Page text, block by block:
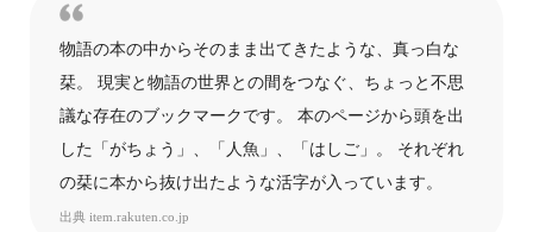
物語の本の中からそのまま出てきたような、真っ白な
栞。 現実と物語の世界との間をつなぐ、ちょっと不思
議な存在のブックマークです。 本のページから頭を出
した「がちょう」、「人魚」、「はしご」。 それぞれ
の栞に本から抜け出たような活字が入っています。
出典 item.rakuten.co.jp